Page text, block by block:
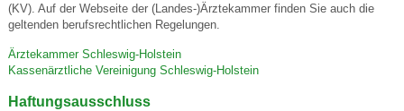
(KV). Auf der Webseite der (Landes-)Ärztekammer finden Sie auch die
geltenden berufsrechtlichen Regelungen.
Ärztekammer Schleswig-Holstein
Kassenärztliche Vereinigung Schleswig-Holstein
Haftungsausschluss